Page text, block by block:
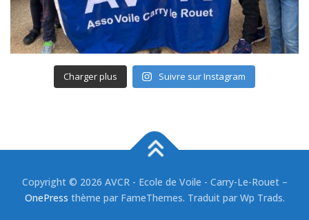
Charger plus Suivre sur Instagram
Copyright © 2026 AVCR - Ecole de Voile - Carry-Le-Rouet –
OnePress thème par FameThemes. Traduit par Wp Trads.